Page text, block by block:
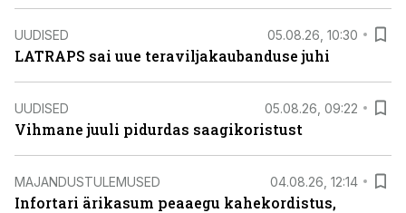
UUDISED 05.08.26, 10:30
LATRAPS sai uue teraviljakaubanduse juhi
UUDISED 05.08.26, 09:22
Vihmane juuli pidurdas saagikoristust
MAJANDUSTULEMUSED 04.08.26, 12:14
Infortari ärikasum peaaegu kahekordistus,